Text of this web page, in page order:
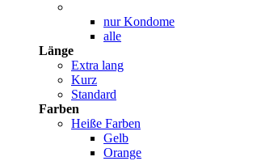
nur Kondome
alle
Länge
Extra lang
Kurz
Standard
Farben
Heiße Farben
Gelb
Orange